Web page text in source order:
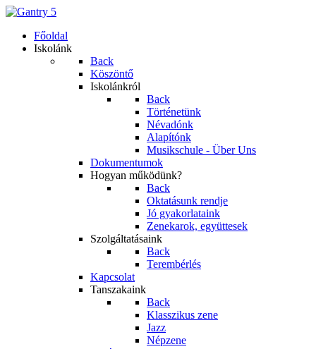
Főoldal
Iskolánk
Back
Köszöntő
Iskolánkról
Back
Történetünk
Névadónk
Alapítónk
Musikschule - Über Uns
Dokumentumok
Hogyan működünk?
Back
Oktatásunk rendje
Jó gyakorlataink
Zenekarok, együttesek
Szolgáltatásaink
Back
Terembérlés
Kapcsolat
Tanszakaink
Back
Klasszikus zene
Jazz
Népzene